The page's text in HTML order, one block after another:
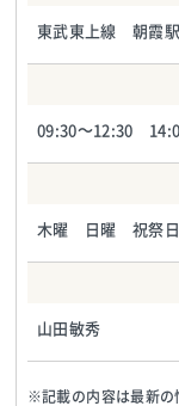
東武東上線 朝霞
09:30～12:30
木曜 日曜 祝祭日
山田敏秀
※記載の内容は最新の